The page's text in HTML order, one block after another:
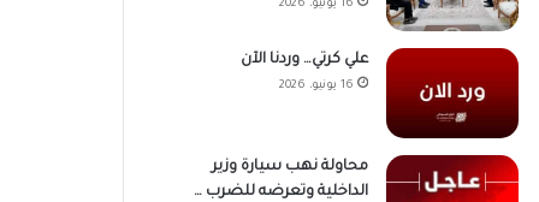
16 يونيو، 2026
علي كرتي… وردنا الآن
16 يونيو، 2026
محاولة نهب سيارة وزير
الداخلية وتعرضه للضرب …